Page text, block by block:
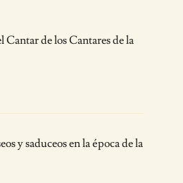
de los Cantares de la
y saduceos en la época de la